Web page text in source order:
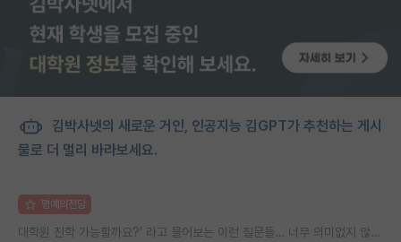
김박사넷의 새로운 거인, 인공지능 김GPT가 추천하는 게시
물로 더 멀리 바라보세요.
명예의전당
대학원 진학 가능할까요?’ 라고 물어보는 이런 질문들… 너무 의미없지 않나요?